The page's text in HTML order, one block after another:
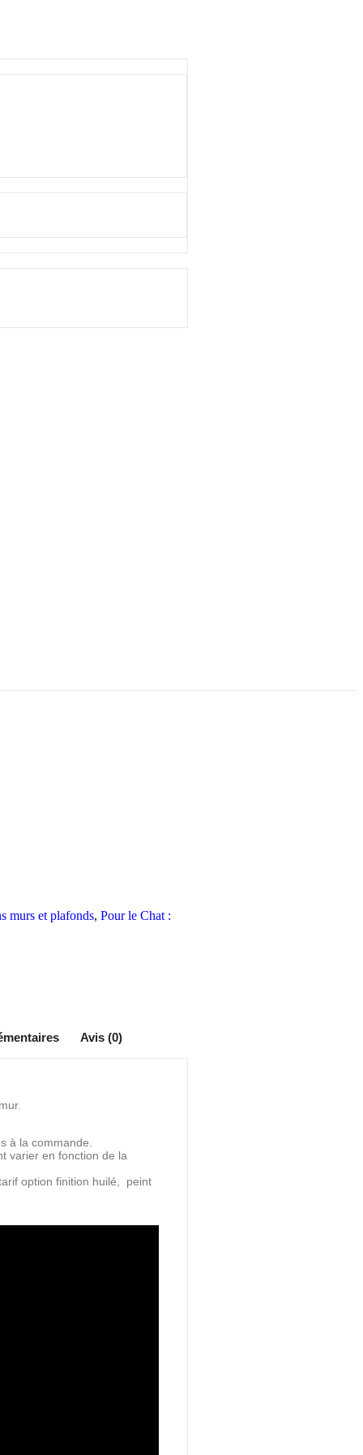
murs et plafonds, Pour le Chat :
Avis (0)
à la commande.
varier en fonction de la
option finition huilé, peint